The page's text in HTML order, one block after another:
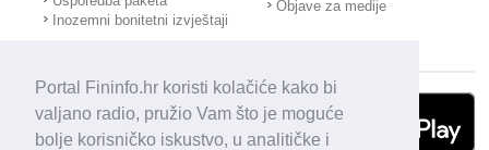
Portal Fininfo.hr koristi kolačiće kako bi
valjano radio, pružio Vam što je moguće
bolje korisničko iskustvo, u analitičke i
Inozemni bonitetni izvještaji
Objave za medije